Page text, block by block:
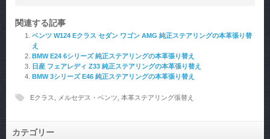
関連する記事
ベンツ W124 Eクラス セダン ワゴン AMG 純正ステアリングの本革張り替
え
BMW E24 6シリーズ 純正ステアリングの本革張り替え
日産 フェアレディ Z33 純正ステアリングの本革張り替え
BMW 3シリーズ E46 純正ステアリングの本革張り替え
Eクラス メルセデス・ベンツ 本革ステアリング張替え
カテゴリー